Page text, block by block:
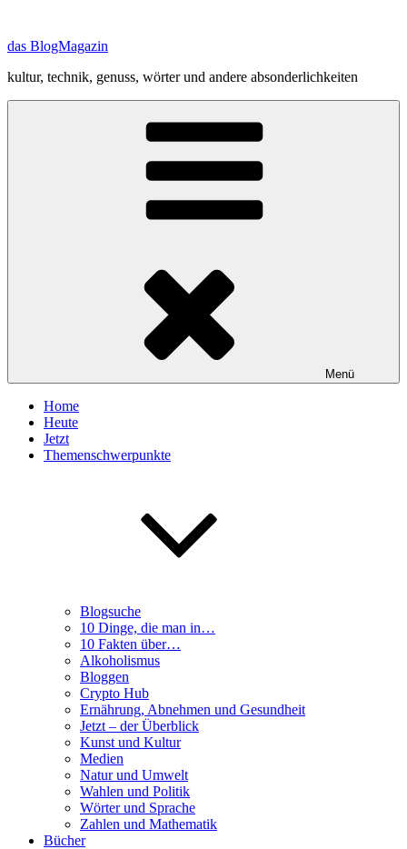
springen
das BlogMagazin
kultur, technik, genuss, wörter und andere absonderlichkeiten
Menü
Home
Heute
Jetzt
Themenschwerpunkte
Blogsuche
10 Dinge, die man in…
10 Fakten über…
Alkoholismus
Bloggen
Crypto Hub
Ernährung, Abnehmen und Gesundheit
Jetzt – der Überblick
Kunst und Kultur
Medien
Natur und Umwelt
Wahlen und Politik
Wörter und Sprache
Zahlen und Mathematik
Bücher